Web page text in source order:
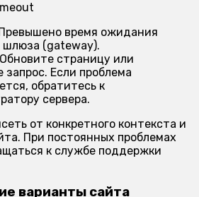
время ожидания
шлюза (gateway).
Обновите страницу или
запрос. Если проблема
обратитесь к
сервера.
от конкретного контекста и
При постоянных проблемах
к службе поддержки
варианты сайта